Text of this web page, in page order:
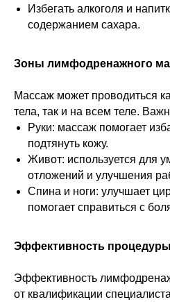
Избегать алкоголя и
содержанием сахара.
Зоны лимфодренажного
Массаж может проводиться
тела, так и на всем теле.
Руки: массаж помогает
подтянуть кожу.
Живот: используется для
отложений и улучшения
Спина и ноги: улучшает
помогает справиться с
Эффективность
Эффективность
от квалификации